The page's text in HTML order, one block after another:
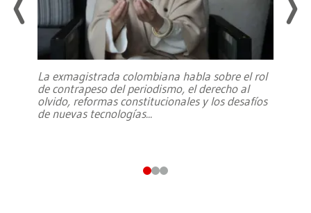
La exmagistrada colombiana habla sobre el rol
de contrapeso del periodismo, el derecho al
olvido, reformas constitucionales y los desafíos
de nuevas tecnologías...